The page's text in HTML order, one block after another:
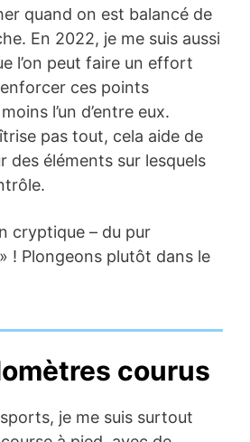
quand on est balancé de
En 2022, je me suis aussi
l’on peut faire un effort
ces points
l’un d’entre eux.
pas tout, cela aide de
des éléments sur lesquels
cryptique – du pur
» ! Plongeons plutôt dans le
courus
je me suis surtout